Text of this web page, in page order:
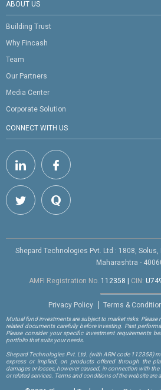
ABOUT US
Building Trust
Why Fincash
Team
Our Partners
Media Center
Corporate Solution
CONNECT WITH US
Shepard Technologies Pvt. Ltd : 1808,
Maharashtra -
AMFI Registration No. 112358 CIN:
Privacy Policy Terms &
Mutual fund investments are subject to market risks.
related documents carefully before investing. Past
Please consider your specific investment requirements
portfolio that suits your needs.
Shepard Technologies Pvt. Ltd. (with ARN code 112358)
express or implied, on products offered through the
damages or losses, however caused, in connection with
or related services. Terms and conditions of the website are